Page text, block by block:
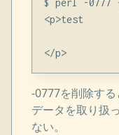
<p>test
</p>
-0777を削除す
データを取り扱
ない。